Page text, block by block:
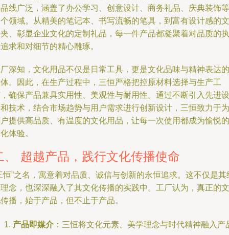
线广泛，涵盖了办公学习、创意设计、商务礼品、庆典装饰等
领域。从精美的笔记本、书写流畅的笔具，到富有设计感的文
、彰显企业文化的定制礼品，每一件产品都凝聚着对品质的执
求和对细节的精心雕琢。
深知，文化用品不仅是日常工具，更是文化品味与精神表达的
。因此，在生产过程中，三恒严格把控原材料选择与生产工
确保产品兼具实用性、美观性与耐用性。通过不断引入先进设
技术，结合市场趋势与用户需求进行创新设计，三恒致力于为
提供高品质、有温度的文化用品，让每一次使用都成为愉悦的
体验。
、 超越产品，践行文化传播使命
恒”之名，寓意着对品质、诚信与创新的永恒追求。这不仅是其
念，也深深融入了其文化传播的实践中。工厂认为，真正的文
播，始于产品，但不止于产品。
产品即媒介 ：三恒将文化元素、美学理念与时代精神融入产